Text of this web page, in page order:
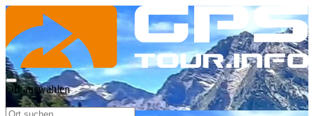
Ort auswählen